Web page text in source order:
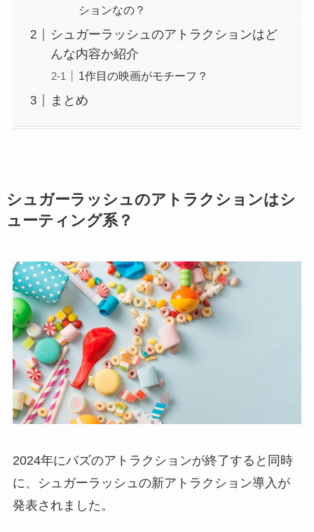
ションなの？
シュガーラッシュのアトラクションはど
んな内容か紹介
1作目の映画がモチーフ？
まとめ
シュガーラッシュのアトラクションはシ
ューティング系？
2024年にバズのアトラクションが終了すると同時
に、シュガーラッシュの新アトラクション導入が
発表されました。